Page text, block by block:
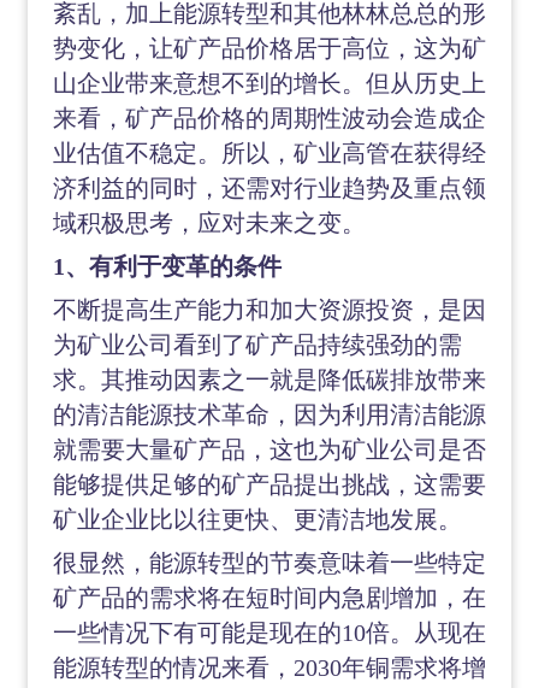
紊乱，加上能源转型和其他林林总总的形
势变化，让矿产品价格居于高位，这为矿
山企业带来意想不到的增长。但从历史上
来看，矿产品价格的周期性波动会造成企
业估值不稳定。所以，矿业高管在获得经
济利益的同时，还需对行业趋势及重点领
域积极思考，应对未来之变。
1、有利于变革的条件
不断提高生产能力和加大资源投资，是因
为矿业公司看到了矿产品持续强劲的需
求。其推动因素之一就是降低碳排放带来
的清洁能源技术革命，因为利用清洁能源
就需要大量矿产品，这也为矿业公司是否
能够提供足够的矿产品提出挑战，这需要
矿业企业比以往更快、更清洁地发展。
很显然，能源转型的节奏意味着一些特定
矿产品的需求将在短时间内急剧增加，在
一些情况下有可能是现在的10倍。从现在
能源转型的情况来看，2030年铜需求将增